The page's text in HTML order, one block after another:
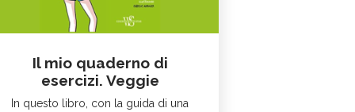
Il mio quaderno di
esercizi. Veggie
In questo libro, con la guida di una